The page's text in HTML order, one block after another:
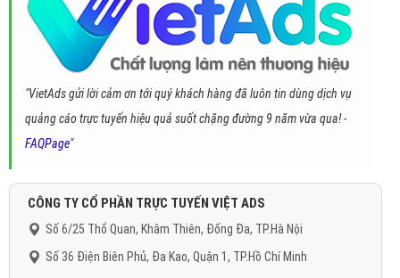
"VietAds gửi lời cảm ơn tới quý khách hàng đã luôn tin dùng dịch vụ
quảng cáo trực tuyến hiệu quả suốt chặng đường 9 năm vừa qua! -
FAQPage"
CÔNG TY CỔ PHẦN TRỰC TUYẾN VIỆT ADS
Số 6/25 Thổ Quan, Khâm Thiên, Đống Đa, TP.Hà Nội
Số 36 Điện Biên Phủ, Đa Kao, Quận 1, TP.Hồ Chí Minh